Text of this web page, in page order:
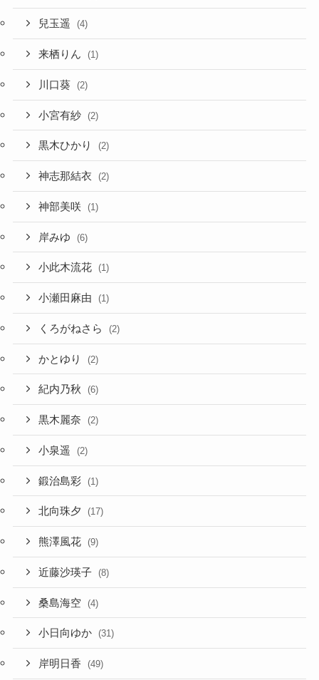
兒玉遥 (4)
来栖りん (1)
川口葵 (2)
小宮有紗 (2)
黒木ひかり (2)
神志那結衣 (2)
神部美咲 (1)
岸みゆ (6)
小此木流花 (1)
小瀬田麻由 (1)
くろがねさら (2)
かとゆり (2)
紀内乃秋 (6)
黒木麗奈 (2)
小泉遥 (2)
鍛治島彩 (1)
北向珠夕 (17)
熊澤風花 (9)
近藤沙瑛子 (8)
桑島海空 (4)
小日向ゆか (31)
岸明日香 (49)